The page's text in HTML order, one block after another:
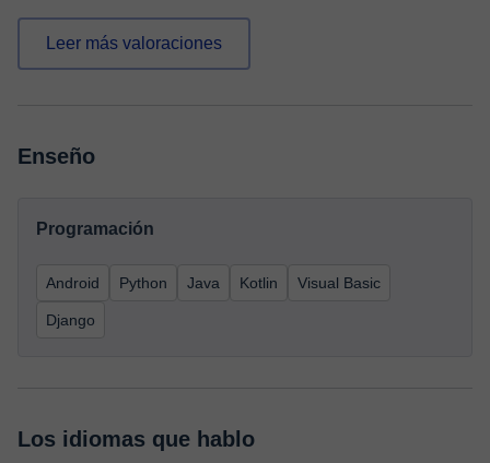
Leer más valoraciones
Enseño
Programación
Android Python Java Kotlin Visual Basic
Django
Los idiomas que hablo